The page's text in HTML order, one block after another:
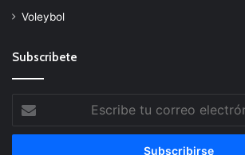
Voleybol
Subscribete
Escribe
tu
correo